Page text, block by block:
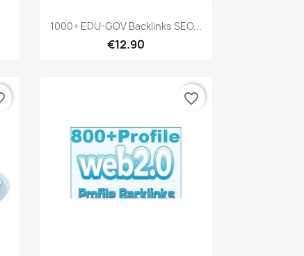
 เปิดหน้าต่างย่อ
1000+ EDU-GOV Backlinks SEO...
€12.90
favorite_border